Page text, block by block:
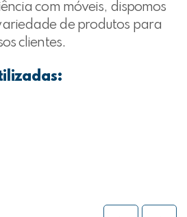
com móveis, dispomos
de produtos para
clientes.